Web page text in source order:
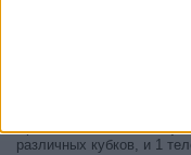
Прямо сейчас,есть 3
различных кубков, и 1